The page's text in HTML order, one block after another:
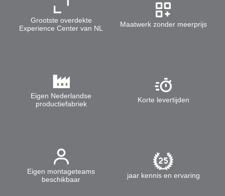
Grootste overdekte
Experience Center van NL
Maatwerk zonder meerprijs
Eigen Nederlandse
productiefabriek
Korte levertijden
Eigen montageteams
beschikbaar
jaar kennis en ervaring